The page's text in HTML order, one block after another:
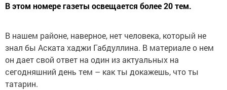
В этом номере газеты освещается более 20 тем.
В нашем районе, наверное, нет человека, который не
знал бы Аската хаджи Габдуллина. В материале о нем
он дает свой ответ на один из актуальных на
сегодняшний день тем – как ты докажешь, что ты
татарин.